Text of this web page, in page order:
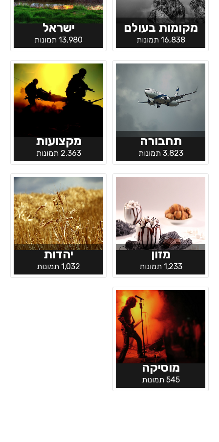
מקומות בעולם
16,838 תמונות
ישראל
13,980 תמונות
תחבורה
3,823 תמונות
מקצועות
2,363 תמונות
מזון
1,233 תמונות
יהדות
1,032 תמונות
מוסיקה
545 תמונות